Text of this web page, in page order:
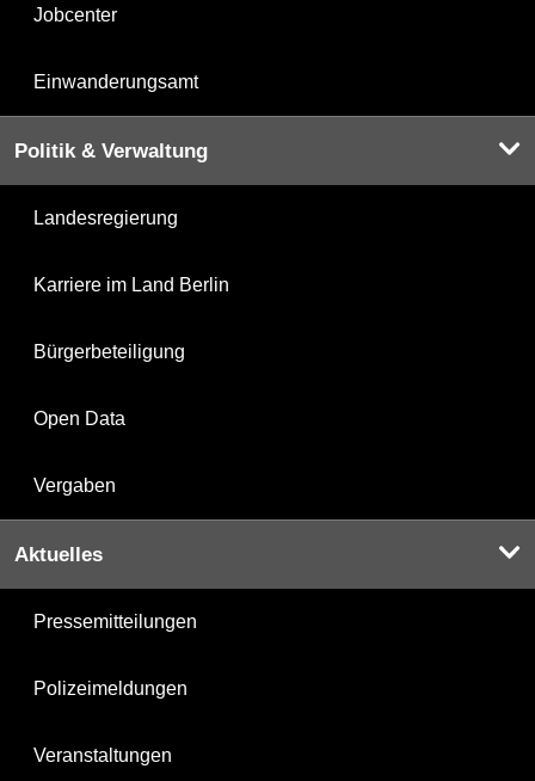
Jobcenter
Einwanderungsamt
Politik & Verwaltung
Landesregierung
Karriere im Land Berlin
Bürgerbeteiligung
Open Data
Vergaben
Aktuelles
Pressemitteilungen
Polizeimeldungen
Veranstaltungen